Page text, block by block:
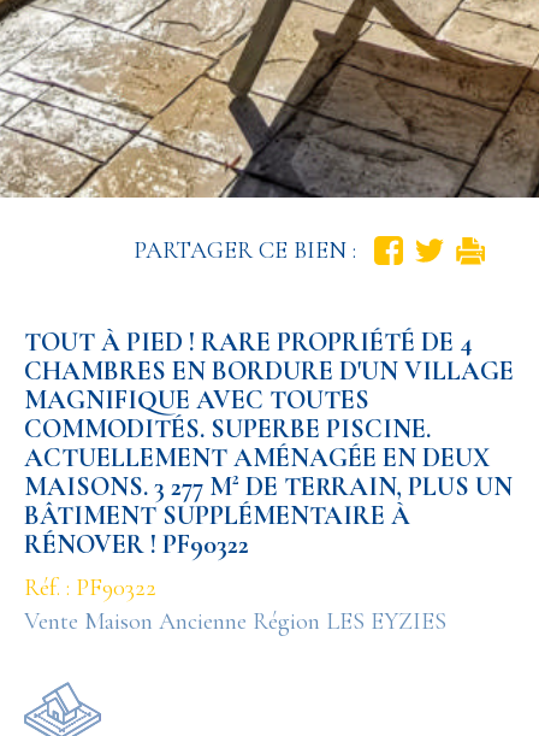
PARTAGER CE BIEN :
TOUT À PIED ! RARE PROPRIÉTÉ DE 4
CHAMBRES EN BORDURE D'UN VILLAGE
MAGNIFIQUE AVEC TOUTES
COMMODITÉS. SUPERBE PISCINE.
ACTUELLEMENT AMÉNAGÉE EN DEUX
MAISONS. 3 277 M² DE TERRAIN, PLUS UN
BÂTIMENT SUPPLÉMENTAIRE À
RÉNOVER ! PF90322
Réf. : PF90322
Vente Maison Ancienne Région LES EYZIES